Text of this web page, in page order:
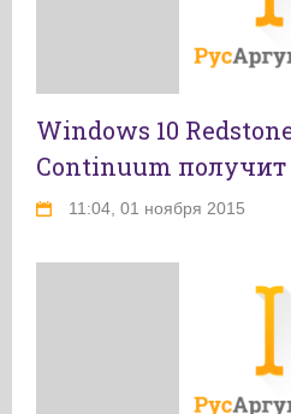
Windows 10
Continuum
11:04, 01 ноября 2015